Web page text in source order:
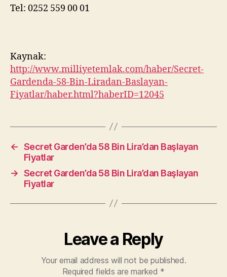
Tel: 0252 559 00 01
Kaynak:
http://www.milliyetemlak.com/haber/Secret-
Gardenda-58-Bin-Liradan-Baslayan-
Fiyatlar/haber.html?haberID=12045
← Secret Garden’da 58 Bin Lira’dan Başlayan
Fiyatlar
→ Secret Garden’da 58 Bin Lira’dan Başlayan
Fiyatlar
Leave a Reply
Your email address will not be published.
Required fields are marked *